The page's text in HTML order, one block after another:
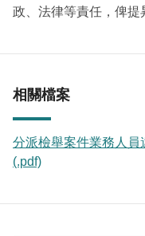
政、法律等責任，俾提
相關檔案
分派檢舉案件業務人
(.pdf)